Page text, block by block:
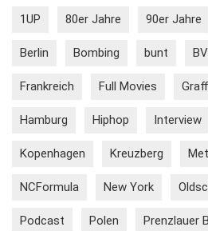
1UP 80er Jahre 90er Jahre
Berlin Bombing bunt
Frankreich Full Movies
Hamburg Hiphop Interview
Kopenhagen Kreuzberg
NCFormula New York
Podcast Polen Prenzlauer